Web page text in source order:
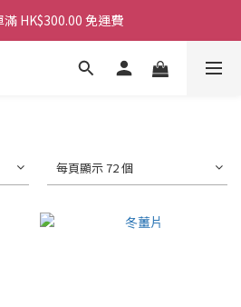
HK$300.00 免運費
HK$300.00 免運費
滿 HK$300.00 免運費
每頁顯示 72 個